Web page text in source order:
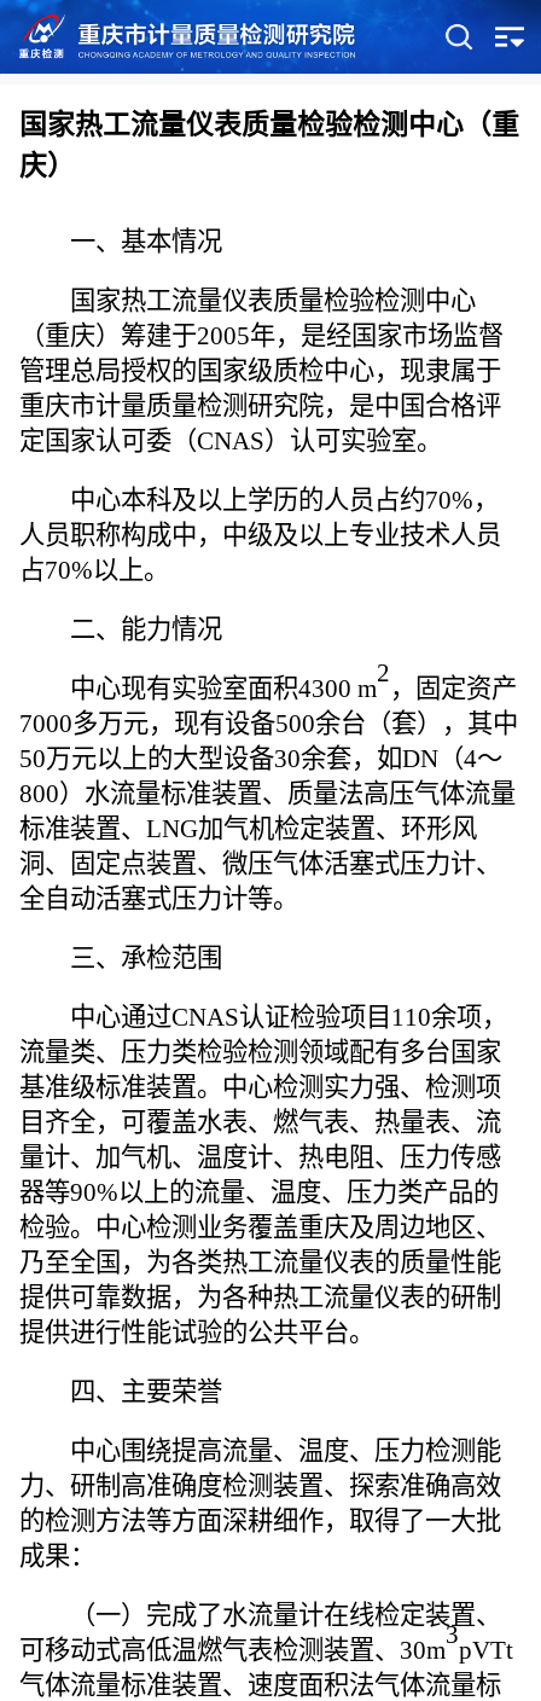
国家热工流量仪表质量检验检测中心（重
庆）
一、基本情况
国家热工流量仪表质量检验检测中心
（重庆）筹建于2005年，是经国家市场监督
管理总局授权的国家级质检中心，现隶属于
重庆市计量质量检测研究院，是中国合格评
定国家认可委（CNAS）认可实验室。
中心本科及以上学历的人员占约70%，
人员职称构成中，中级及以上专业技术人员
占70%以上。
二、能力情况
中心现有实验室面积4300 m
2
，固定资产
7000多万元，现有设备500余台（套），其中
50万元以上的大型设备30余套，如DN（4～
800）水流量标准装置、质量法高压气体流量
标准装置、LNG加气机检定装置、环形风
洞、固定点装置、微压气体活塞式压力计、
全自动活塞式压力计等。
三、承检范围
中心通过CNAS认证检验项目110余项，
流量类、压力类检验检测领域配有多台国家
基准级标准装置。中心检测实力强、检测项
目齐全，可覆盖水表、燃气表、热量表、流
量计、加气机、温度计、热电阻、压力传感
器等90%以上的流量、温度、压力类产品的
检验。中心检测业务覆盖重庆及周边地区、
乃至全国，为各类热工流量仪表的质量性能
提供可靠数据，为各种热工流量仪表的研制
提供进行性能试验的公共平台。
四、主要荣誉
中心围绕提高流量、温度、压力检测能
力、研制高准确度检测装置、探索准确高效
的检测方法等方面深耕细作，取得了一大批
成果：
（一） 完成了水流量计在线检定装置、
可移动式高低温燃气表检测装置、30m
3
pVTt
气体流量标准装置、速度面积法气体流量标